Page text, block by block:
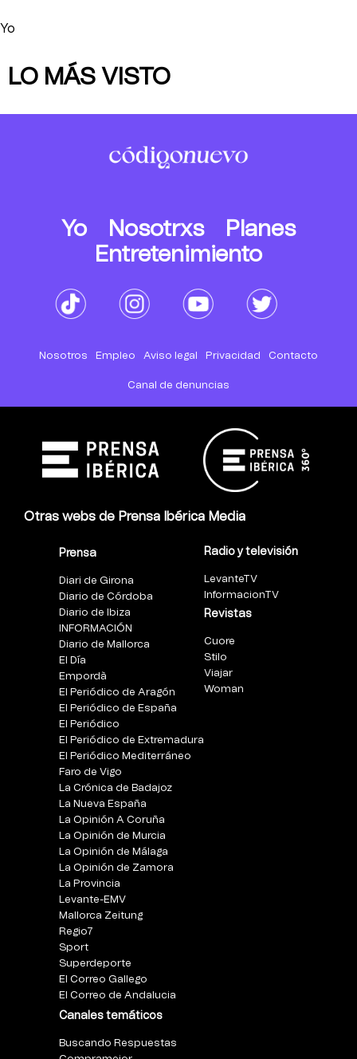
Yo
LO MÁS VISTO
Yo Nosotrxs
Planes
Entretenimiento
Nosotros Empleo Aviso legal Privacidad Contacto
Canal de denuncias
Otras webs de Prensa Ibérica Media
Prensa
Diari de Girona
Diario de Córdoba
Diario de Ibiza
INFORMACIÓN
Diario de Mallorca
El Día
Empordà
El Periódico de Aragón
El Periódico de España
El Periódico
El Periódico de Extremadura
El Periódico Mediterráneo
Faro de Vigo
La Crónica de Badajoz
La Nueva España
La Opinión A Coruña
La Opinión de Murcia
La Opinión de Málaga
La Opinión de Zamora
La Provincia
Levante-EMV
Mallorca Zeitung
Regio7
Sport
Superdeporte
El Correo Gallego
El Correo de Andalucia
Canales temáticos
Buscando Respuestas
Radio y televisión
LevanteTV
InformacionTV
Revistas
Cuore
Stilo
Viajar
Woman